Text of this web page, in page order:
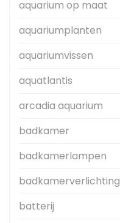
aquarium op maat
aquariumplanten
aquariumvissen
aquatlantis
arcadia aquarium
badkamer
badkamerlampen
badkamerverlichting
batterij